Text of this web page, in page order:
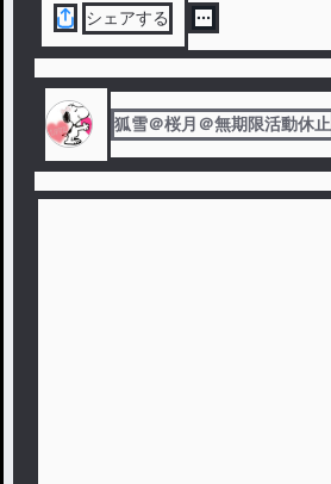
シェアする
狐雪＠桜月＠無期限活動休止